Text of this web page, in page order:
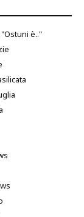
è.."